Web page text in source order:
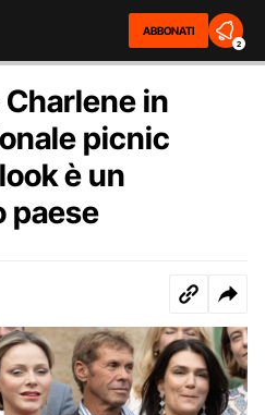
ABBONATI
2
in
picnic
è un
paese